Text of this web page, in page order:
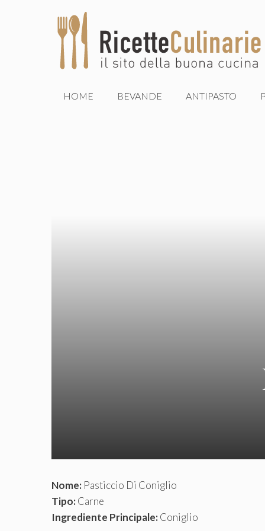
HOME BEVANDE ANTIPASTO
Nome: Pasticcio Di Coniglio
Tipo:Carne
Ingrediente Principale:Coniglio